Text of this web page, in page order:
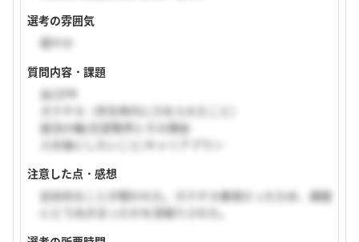
選考の雰囲気
穏やか
質問内容・課題
自己PR
ガクチカ（学生時代に力を入れたこと）
就活の軸/志望業界とその理由
入社後にしたいこと/キャリアプラン
注意した点・感想
初歩的なことが聞かれた。ガクチカ重視だったため、課題
にどう向き合ったかを深堀りされた。